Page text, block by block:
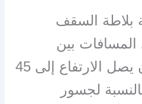
بلاطة السقف
المسافات بين
الأعمدة ، ويمكن أن يصل الارتفاع إلى 45
لجسور